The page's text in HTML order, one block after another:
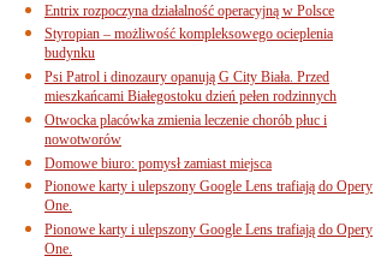
Entrix rozpoczyna działalność operacyjną w Polsce
Styropian – możliwość kompleksowego ocieplenia
budynku
Psi Patrol i dinozaury opanują G City Biała. Przed
mieszkańcami Białegostoku dzień pełen rodzinnych
Otwocka placówka zmienia leczenie chorób płuc i
nowotworów
Domowe biuro: pomysł zamiast miejsca
Pionowe karty i ulepszony Google Lens trafiają do Opery
One.
Pionowe karty i ulepszony Google Lens trafiają do Opery
One.